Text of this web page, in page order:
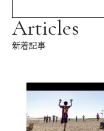
Articles
新着記事